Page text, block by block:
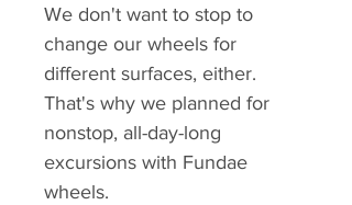
We don't want to stop to
change our wheels for
different surfaces, either.
That's why we planned for
nonstop, all-day-long
excursions with Fundae
wheels.